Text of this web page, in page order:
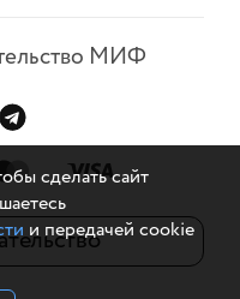
МИФ
сделать сайт
и передачей cookie